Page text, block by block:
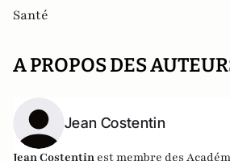
Santé
A PROPOS DES
Jean Costentin
Jean Costentin est membre des